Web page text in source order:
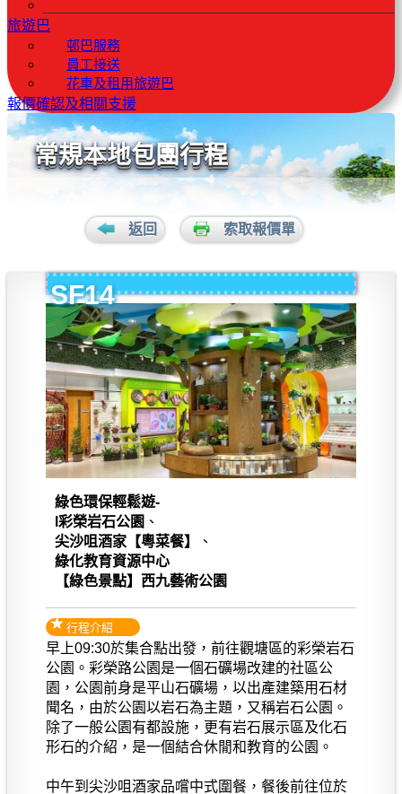
旅遊巴
邨巴服務
員工接送
花車及租用旅遊巴
報價確認及相關支援
常規本地包團行程
返回 索取報價單
SF14
綠色環保輕鬆遊-
l彩榮岩石公園 、
尖沙咀酒家【粵菜餐】
、
綠化教育資源中心
【綠色景點】西九藝術公園
行程介紹
早上09:30於集合點出發，前往觀塘區的彩榮岩石
公園。彩榮路公園是一個石礦場改建的社區公
園，公園前身是平山石礦場，以出產建築用石材
聞名，由於公園以岩石為主題，又稱岩石公園。
除了一般公園有都設施，更有岩石展示區及化石
形石的介紹，是一個結合休閒和教育的公園。
中午到尖沙咀酒家品嚐中式圍餐，餐後前往位於